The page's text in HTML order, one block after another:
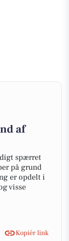
af
spærret
på grund
er opdelt i
visse
Kopiér link